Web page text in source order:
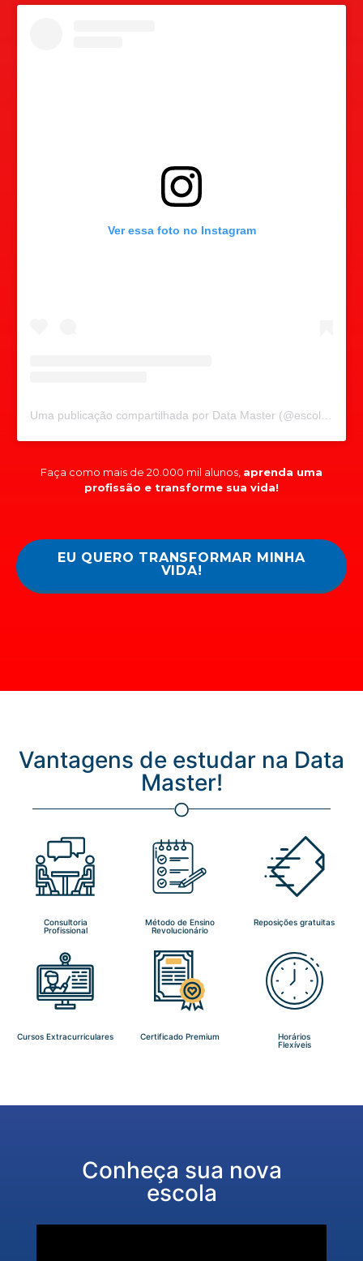
Ver essa foto no Instagram
Faça como mais de 20.000 mil alunos, aprenda uma
profissão e transforme sua vida!
EU QUERO TRANSFORMAR MINHA
VIDA!
Vantagens de estudar na Data
Master!
Consultoria
Profissional
Método de Ensino
Revolucionário
Reposições gratuitas
Cursos Extracurriculares Certificado Premium
Horários
Flexíveis
Conheça sua nova
escola